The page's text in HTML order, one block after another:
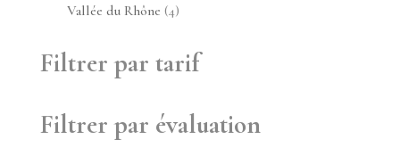
Vallée du Rhône 44
Filtrer par tarif
Filtrer par évaluation